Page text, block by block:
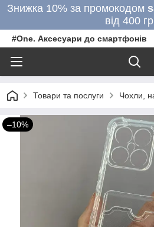
Знижка 10% за промокодом
від 400
#One. Аксесуари до смартфонів
Товари та послуги Чохли,
–10%